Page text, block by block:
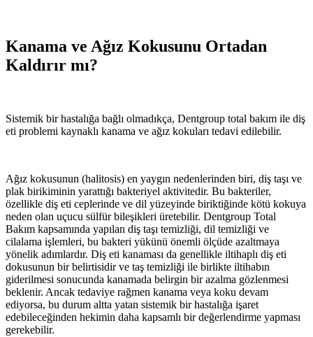
Kanama ve Ağız Kokusunu Ortadan
Kaldırır mı?
Sistemik bir hastalığa bağlı olmadıkça, Dentgroup total bakım ile diş
eti problemi kaynaklı kanama ve ağız kokuları tedavi edilebilir.
Ağız kokusunun (halitosis) en yaygın nedenlerinden biri, diş taşı ve
plak birikiminin yarattığı bakteriyel aktivitedir. Bu bakteriler,
özellikle diş eti ceplerinde ve dil yüzeyinde biriktiğinde kötü kokuya
neden olan uçucu sülfür bileşikleri üretebilir. Dentgroup Total
Bakım kapsamında yapılan diş taşı temizliği, dil temizliği ve
cilalama işlemleri, bu bakteri yükünü önemli ölçüde azaltmaya
yönelik adımlardır. Diş eti kanaması da genellikle iltihaplı diş eti
dokusunun bir belirtisidir ve taş temizliği ile birlikte iltihabın
giderilmesi sonucunda kanamada belirgin bir azalma gözlenmesi
beklenir. Ancak tedaviye rağmen kanama veya koku devam
ediyorsa, bu durum altta yatan sistemik bir hastalığa işaret
edebileceğinden hekimin daha kapsamlı bir değerlendirme yapması
gerekebilir.